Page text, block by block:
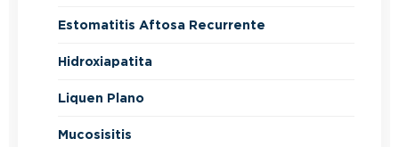
Estomatitis Aftosa Recurrente
Hidroxiapatita
Liquen Plano
Mucosisitis